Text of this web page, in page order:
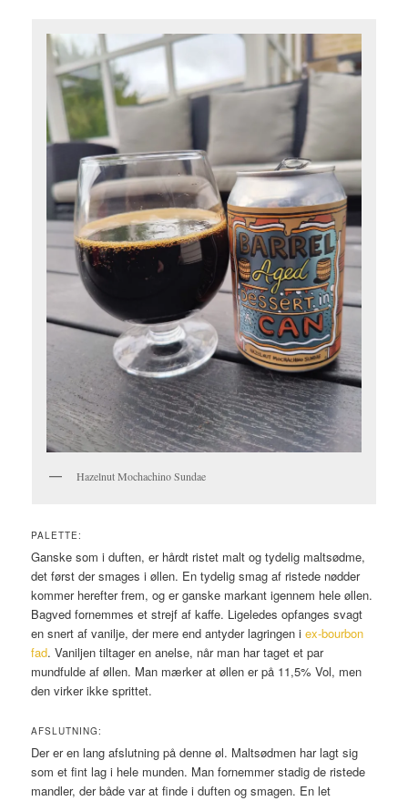
Hazelnut Mochachino Sundae
PALETTE:
Ganske som i duften, er hårdt ristet malt og tydelig maltsødme,
det først der smages i øllen. En tydelig smag af ristede nødder
kommer herefter frem, og er ganske markant igennem hele øllen.
Bagved fornemmes et strejf af kaffe. Ligeledes opfanges svagt
en snert af vanilje, der mere end antyder lagringen iex-bourbon
fad. Vaniljen tiltager en anelse, når man har taget et par
mundfulde af øllen. Man mærker at øllen er på 11,5% Vol, men
den virker ikke sprittet.
AFSLUTNING:
Der er en lang afslutning på denne øl. Maltsødmen har lagt sig
som et fint lag i hele munden. Man fornemmer stadig de ristede
mandler, der både var at finde i duften og smagen. En let